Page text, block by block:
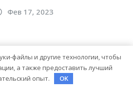
Фев 17, 2023
— удивительные
и личной
файлы и другие технологии, чтобы
а также предоставить лучший
опыт.
OK